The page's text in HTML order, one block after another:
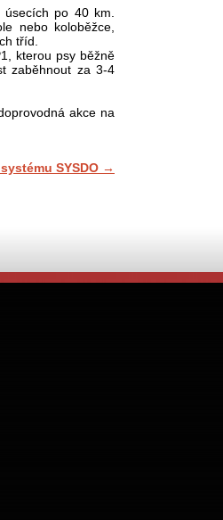
po 40 km.
nebo koloběžce,
tříd.
kterou psy běžně
zaběhnout za 3-4
akce na
SYSDO →